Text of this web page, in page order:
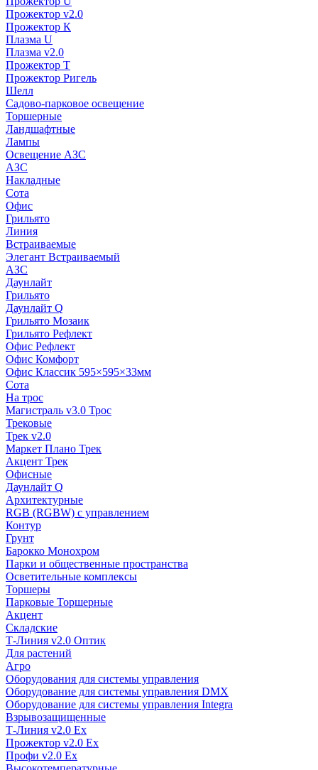
Прожектор v2.0
Прожектор К
Плазма U
Плазма v2.0
Прожектор Т
Прожектор Ригель
Шелл
Садово-парковое освещение
Торшерные
Ландшафтные
Лампы
Освещение АЗС
АЗС
Накладные
Сота
Офис
Грильято
Линия
Встраиваемые
Элегант Встраиваемый
АЗС
Даунлайт
Грильято
Даунлайт Q
Грильято Мозаик
Грильято Рефлект
Офис Рефлект
Офис Комфорт
Офис Классик 595×595×33мм
Сота
На трос
Магистраль v3.0 Трос
Трековые
Трек v2.0
Маркет Плано Трек
Акцент Трек
Офисные
Даунлайт Q
Архитектурные
RGB (RGBW) с управлением
Контур
Грунт
Барокко Монохром
Парки и общественные пространства
Осветительные комплексы
Торшеры
Парковые Торшерные
Акцент
Складские
Т-Линия v2.0 Оптик
Для растений
Агро
Оборудования для системы управления
Оборудование для системы управления DMX
Оборудование для системы управления Integra
Взрывозащищенные
Т-Линия v2.0 Ex
Прожектор v2.0 Ex
Профи v2.0 Ex